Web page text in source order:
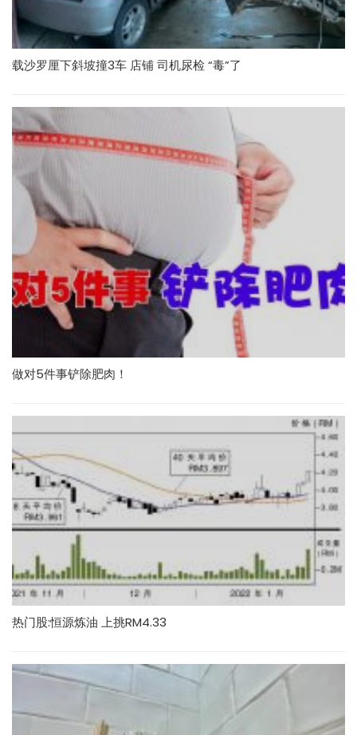
载沙罗厘下斜坡撞3车 店铺 司机尿检 “毒”了
做对5件事铲除肥肉！
热门股:恒源炼油 上挑RM4.33